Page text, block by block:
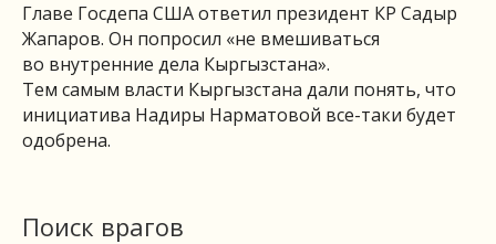
Главе Госдепа США ответил президент КР Садыр
Жапаров. Он попросил «не вмешиваться
во внутренние дела Кыргызстана».
Тем самым власти Кыргызстана дали понять, что
инициатива Надиры Нарматовой все-таки будет
одобрена.
Поиск врагов